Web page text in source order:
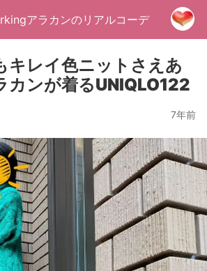
アラカンのリアルコーデ
キレイ色ニットさえあ
ンが着るUNIQLO122
7年前